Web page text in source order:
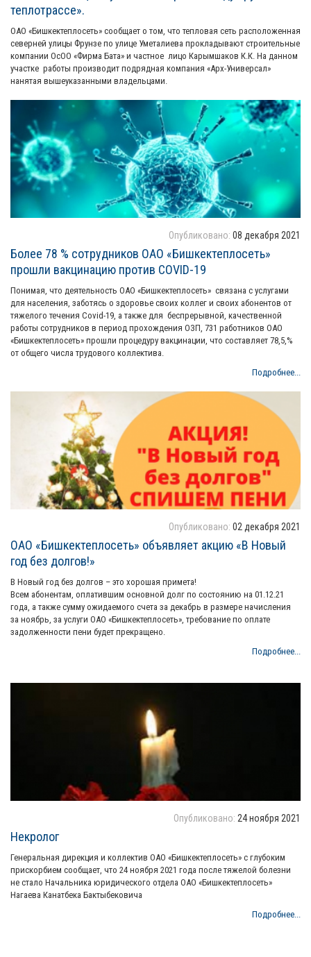
теплотрассе».
ОАО «Бишкектеплосеть» сообщает о том, что тепловая сеть расположенная
северней улицы Фрунзе по улице Уметалиева прокладывают строительные
компании ОсОО «Фирма Бата» и частное лицо Карымшаков К.К. На данном
участке работы производит подрядная компания «Арх-Универсал»
нанятая вышеуказанными владельцами.
Подробнее...
Опубликовано: 08 декабря 2021
Более 78 % сотрудников ОАО «Бишкектеплосеть»
прошли вакцинацию против COVID-19
Понимая, что деятельность ОАО «Бишкектеплосеть» связана с услугами
для населения, заботясь о здоровье своих коллег и своих абонентов от
тяжелого течения Covid-19, а также для беспрерывной, качественной
работы сотрудников в период прохождения ОЗП, 731 работников ОАО
«Бишкектеплосеть» прошли процедуру вакцинации, что составляет 78,5,%
от общего числа трудового коллектива.
Подробнее...
Опубликовано: 02 декабря 2021
ОАО «Бишкектеплосеть» объявляет акцию «В Новый
год без долгов!»
В Новый год без долгов – это хорошая примета!
Всем абонентам, оплатившим основной долг по состоянию на 01.12.21
года, а также сумму ожидаемого счета за декабрь в размере начисления
за ноябрь, за услуги ОАО «Бишкектеплосеть», требование по оплате
задолженности пени будет прекращено.
Подробнее...
Опубликовано: 24 ноября 2021
Некролог
Генеральная дирекция и коллектив ОАО «Бишкектеплосеть» с глубоким
прискорбием сообщает, что 24 ноября 2021 года после тяжелой болезни
не стало Начальника юридического отдела ОАО «Бишкектеплосеть»
Нагаева Канатбека Бактыбековича
Подробнее...